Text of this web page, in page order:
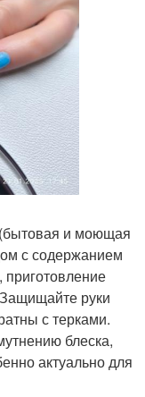
и моющая
с содержанием
приготовление
руки
с терками.
блеска,
актуально для